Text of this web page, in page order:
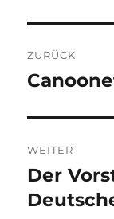
ZURÜCK
Vorheriger
WEITER
Nächster
Beitrag:
Der